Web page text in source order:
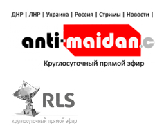
содержимому
Антимайдан:
на Украине
гражданской войне на Украине,
ЛНР и других регионах.